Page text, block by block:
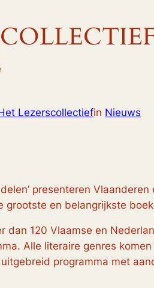
Lezerscollectiefin Nieuws
presenteren
grootste en belangrijkste
dan 120 Vlaamse en
Alle literaire genres
programma met